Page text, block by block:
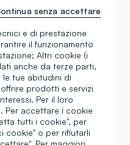
una 2
- GRS
3645
E FILIERA
e di prestazione
il funzionamento
Altri cookie (i
anche da terze parti,
le tue abitudini di
prodotti e servizi
Per il loro
Per accettare i cookie
tutti i cookie", per
cookie" o per rifiutarli
senza accettare